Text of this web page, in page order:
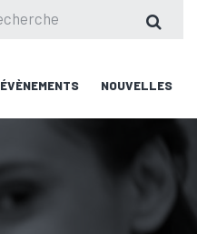
ÉVÈNEMENTS NOUVELLES